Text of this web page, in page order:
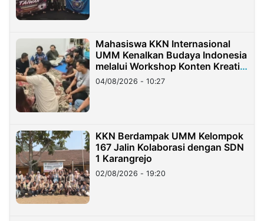
Mahasiswa KKN Internasional
UMM Kenalkan Budaya Indonesia
melalui Workshop Konten Kreatif
di Taiwan
04/08/2026 - 10:27
KKN Berdampak UMM Kelompok
167 Jalin Kolaborasi dengan SDN
1 Karangrejo
02/08/2026 - 19:20